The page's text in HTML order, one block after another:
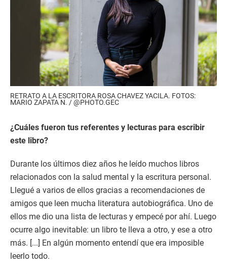
RETRATO A LA ESCRITORA ROSA CHAVEZ YACILA. FOTOS:
MARIO ZAPATA N. / @PHOTO.GEC
¿Cuáles fueron tus referentes y lecturas para escribir
este libro?
Durante los últimos diez años he leído muchos libros
relacionados con la salud mental y la escritura personal.
Llegué a varios de ellos gracias a recomendaciones de
amigos que leen mucha literatura autobiográfica. Uno de
ellos me dio una lista de lecturas y empecé por ahí. Luego
ocurre algo inevitable: un libro te lleva a otro, y ese a otro
más. [...] En algún momento entendí que era imposible
leerlo todo.